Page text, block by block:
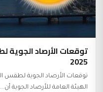
2025
الهيئة العامة للأرصاد الجوية أن...